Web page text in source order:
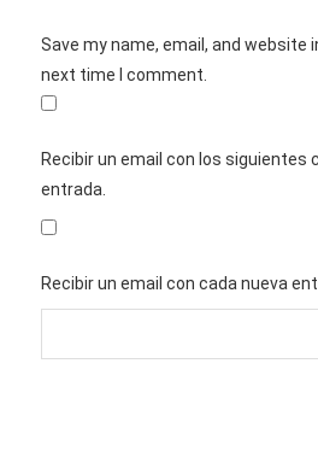
Save my name, email, and website
next time I comment.
Recibir un email con los siguientes
entrada.
Recibir un email con cada nueva